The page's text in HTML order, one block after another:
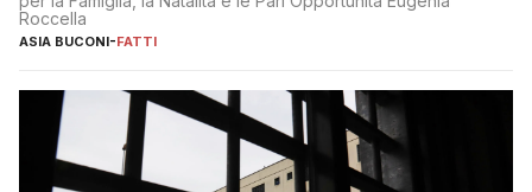
Roccella
ASIA BUCONI-FATTI